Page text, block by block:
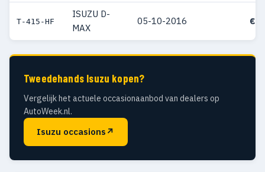
T-415-HF
ISUZU D-
MAX
05-10-2016 €
Tweedehands Isuzu kopen?
Vergelijk het actuele occasionaanbod van dealers op
AutoWeek.nl.
Isuzu occasions ↗